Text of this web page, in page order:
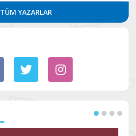
TÜM YAZARLAR